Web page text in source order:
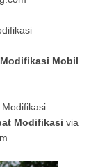
Mobil
Modifikasi via